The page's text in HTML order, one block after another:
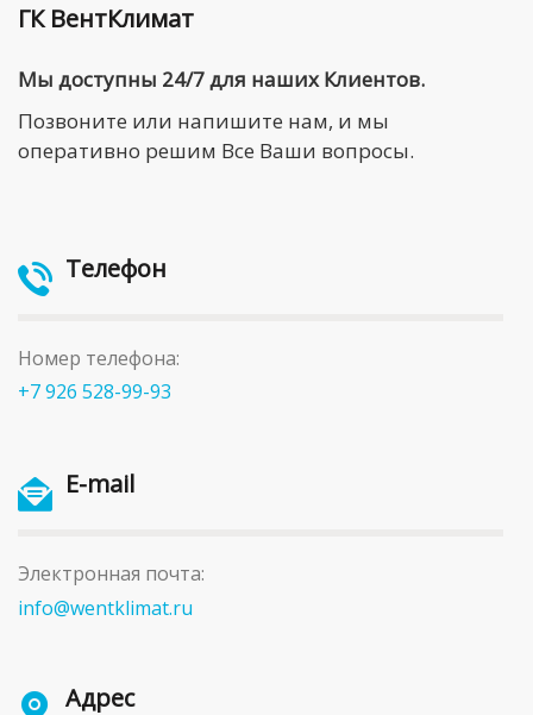
ГК ВентКлимат
Мы доступны 24/7 для наших Клиентов.
Позвоните или напишите нам, и мы
оперативно решим Все Ваши вопросы.
Телефон
Номер телефона:
+7 926 528-99-93
E-mail
Электронная почта:
info@wentklimat.ru
Адрес